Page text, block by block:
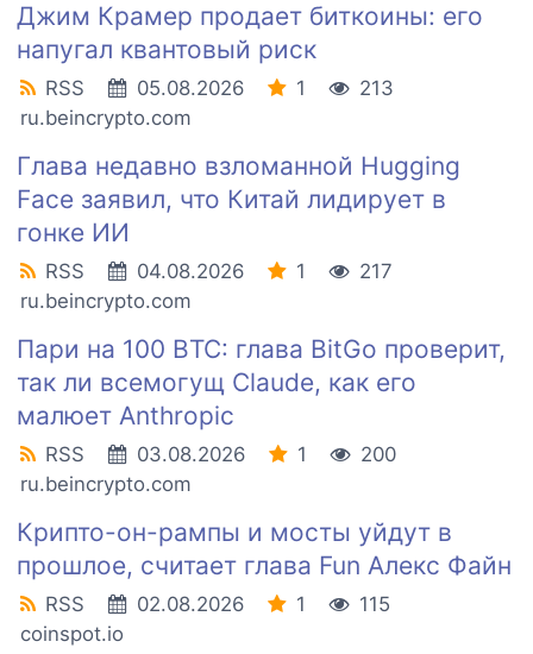
Джим Крамер продает биткоины: его
напугал квантовый риск
RSS 05.08.2026 1
213
ru.beincrypto.com
Глава недавно взломанной Hugging
Face заявил, что Китай лидирует в
гонке ИИ
RSS 04.08.2026 1
217
ru.beincrypto.com
Пари на 100 BTC: глава BitGo проверит,
так ли всемогущ Claude, как его
малюет Anthropic
RSS 03.08.2026 1
200
ru.beincrypto.com
Крипто-он-рампы и мосты уйдут в
прошлое, считает глава Fun Алекс Файн
RSS 02.08.2026 1
115
coinspot.io